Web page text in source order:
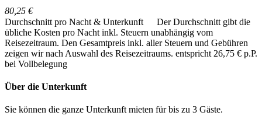
80,25 €
Durchschnitt pro Nacht & Unterkunft
Der Durchschnitt gibt die
übliche Kosten pro Nacht inkl. Steuern unabhängig vom
Reisezeitraum. Den Gesamtpreis inkl. aller Steuern und Gebühren
zeigen wir nach Auswahl des Reisezeitraums. entspricht 26,75 € p.P.
bei Vollbelegung
Über die Unterkunft
Sie können die ganze Unterkunft mieten für bis zu 3 Gäste.